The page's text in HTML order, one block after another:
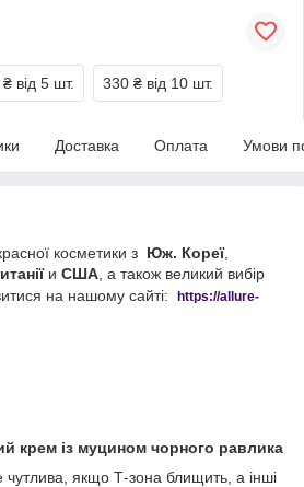
₴ від 5 шт. 330 ₴ від 10 шт.
Доставка Оплата Умови
косметики з Юж. Кореї,
и США , а також великий вибір
на нашому сайті: https://allure-
крем із муцином чорного равлика
чутлива, якщо Т-зона блищить, а інші